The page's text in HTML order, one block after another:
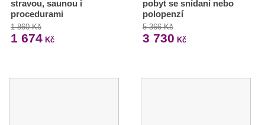
stravou, saunou i
procedurami
1 860 Kč
1 674 Kč
pobyt se snídaní nebo
polopenzí
5 366 Kč
3 730 Kč